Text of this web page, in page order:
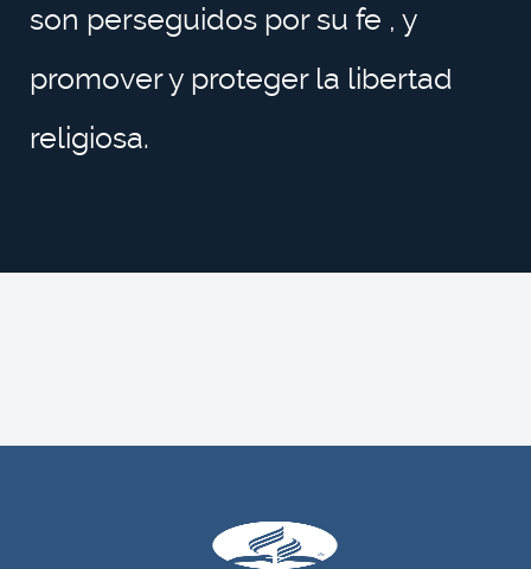
son perseguidos por su fe , y
promover y proteger la libertad
religiosa.